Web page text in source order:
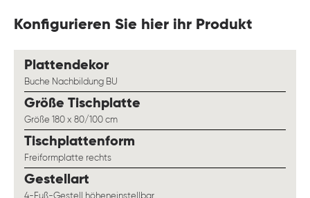
Konfigurieren Sie hier ihr Produkt
Plattendekorauswählen
Buche Nachbildung BU
Größe Tischplatte
Größe 180 x 80/100 cm
Tischplattenform
Freiformplatte rechts
Gestellart